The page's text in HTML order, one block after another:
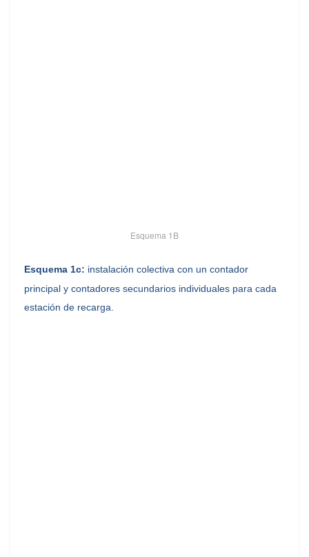
Esquema 1B
Esquema 1c: instalación colectiva con un contador
principal y contadores secundarios individuales para cada
estación de recarga.